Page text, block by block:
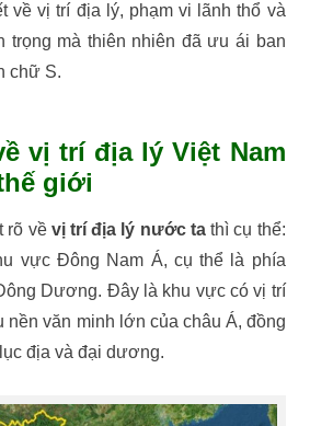
về vị trí địa lý, phạm vi lãnh thổ và
trọng mà thiên nhiên đã ưu ái ban
chữ S.
vị trí địa lý Việt Nam
giới
rõ về vị trí địa lý nước tathì cụ thể:
vực Đông Nam Á, cụ thể là phía
Dương. Đây là khu vực có vị trí
nền văn minh lớn của châu Á, đồng
địa và đại dương.